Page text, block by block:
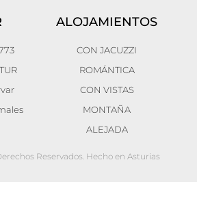
ALOJAMIENTOS
CON JACUZZI
ROMÁNTICA
CON VISTAS
MONTAÑA
ALEJADA
Reservados. Hecho en Asturias